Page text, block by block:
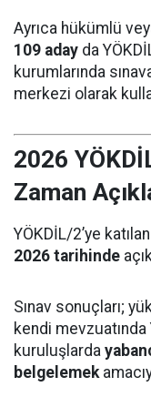
Ayrıca hükümlü
109 aday da
kurumlarında
merkezi olarak
2026
Zaman
YÖKDİL/2’ye
2026 tarihinde
Sınav sonuçları;
kendi
kuruluşlarda
belgelemek